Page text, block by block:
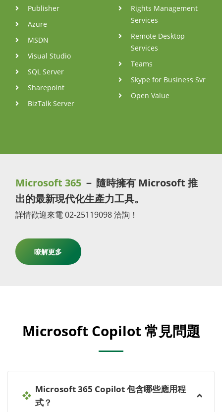
Publisher
Azure
MSDN
Visual Studio
SQL Server
Sharepoint
BizTalk Server
Rights Management
Services
Remote Desktop
Services
Teams
Skype for Business Svr
Open Value
Microsoft 365 － 隨時擁有 Microsoft 推
出的最新現代化生產力工具。
詳情歡迎來電 02-25119098 洽詢！
瞭解更多
Microsoft Copilot 常見問題
Microsoft 365 Copilot 包含哪些應用程
式？